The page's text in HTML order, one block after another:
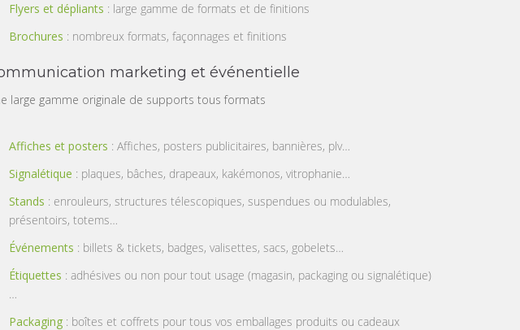
Flyers et dépliants : large gamme de formats et de finitions
Brochures : nombreux formats, façonnages et finitions
marketing et événentielle
large gamme originale de supports tous formats
Affiches et posters : Affiches, posters publicitaires, bannières, plv…
Signalétique : plaques, bâches, drapeaux, kakémonos, vitrophanie…
Stands : enrouleurs, structures télescopiques, suspendues ou modulables,
présentoirs, totems…
Événements : billets & tickets, badges, valisettes, sacs, gobelets…
Étiquettes : adhésives ou non pour tout usage (magasin, packaging ou signalétique)
…
Packaging : boîtes et coffrets pour tous vos emballages produits ou cadeaux